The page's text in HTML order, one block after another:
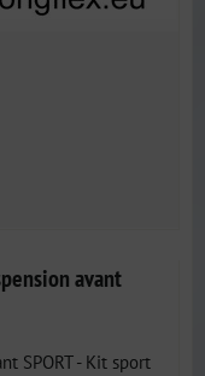
avant
SPORT - Kit sport